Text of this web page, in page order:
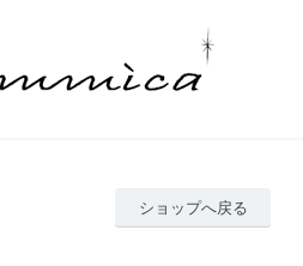
ショップへ戻る